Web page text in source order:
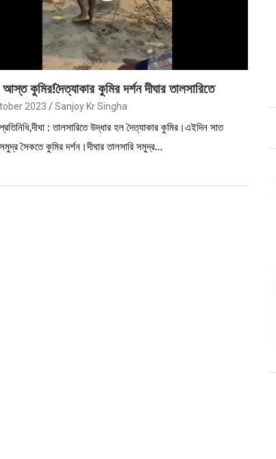
কুমির!দৈত্যাকার কুমির দর্শন দীঘার তালসারিতে
2023 Sanjoy Kr Singha
: তালসারিতে উদ্ধার হল দৈত্যাকার কুমির।এইদিন সাত
সৈকতে কুমির দর্শন।দীঘার তালসারি সমুদ্র…